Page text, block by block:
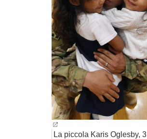
La piccola Karis Oglesby, 3